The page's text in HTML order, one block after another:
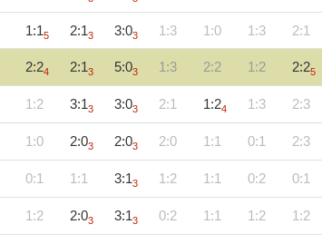
1:15 2:13 3:03 1:3 1:0 1:3 2:1
2:24 2:13 5:03 1:3 2:2 1:2 2:25
1:2 3:13 3:03 2:1 1:24 1:3 2:3
1:0 2:03 2:03 2:0 1:1 0:1 2:3
0:1 1:1 3:13 1:2 1:1 0:2 0:1
1:2 2:03 3:13 0:2 1:1 1:2 1:2